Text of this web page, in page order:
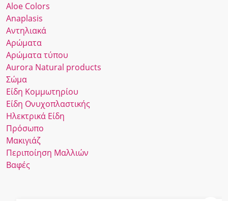
Αloe Colors
Anaplasis
Αντηλιακά
Αρώματα
Αρώματα τύπου
Αurora Νatural products
Σώμα
Είδη Κομμωτηρίου
Είδη Ονυχοπλαστικής
Ηλεκτρικά Είδη
Πρόσωπο
Μακιγιάζ
Περιποίηση Μαλλιών
Βαφές